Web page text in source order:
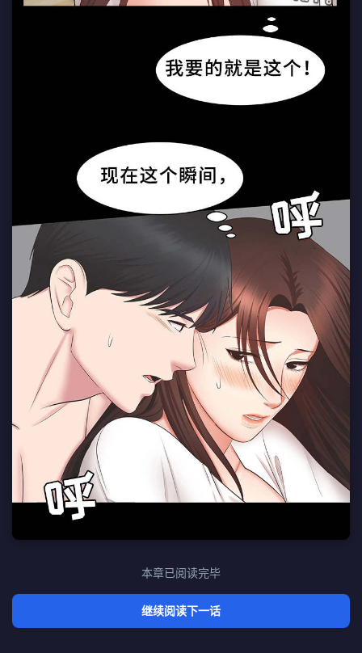
本章已阅读完毕
继续阅读下一话